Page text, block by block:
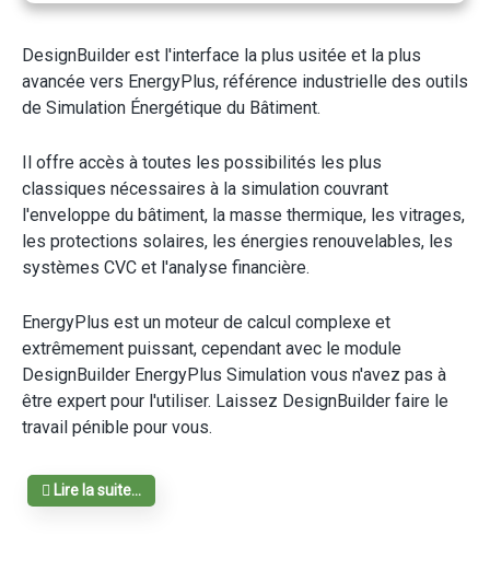
DesignBuilder est l'interface la plus usitée et la plus
avancée vers EnergyPlus, référence industrielle des outils
de Simulation Énergétique du Bâtiment.
Il offre accès à toutes les possibilités les plus
classiques nécessaires à la simulation couvrant
l'enveloppe du bâtiment, la masse thermique, les vitrages,
les protections solaires, les énergies renouvelables, les
systèmes CVC et l'analyse financière.
EnergyPlus est un moteur de calcul complexe et
extrêmement puissant, cependant avec le module
DesignBuilder EnergyPlus Simulation vous n'avez pas à
être expert pour l'utiliser. Laissez DesignBuilder faire le
travail pénible pour vous.
Lire la suite...